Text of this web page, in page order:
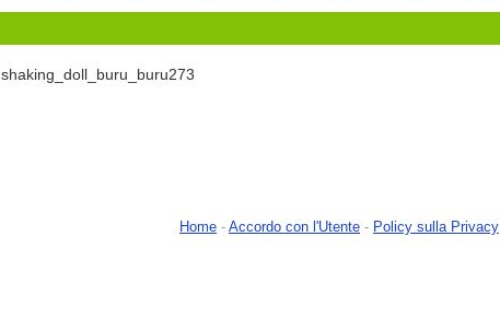
shaking_doll_buru_buru273
Home - Accordo con l'Utente - Policy sulla Privacy